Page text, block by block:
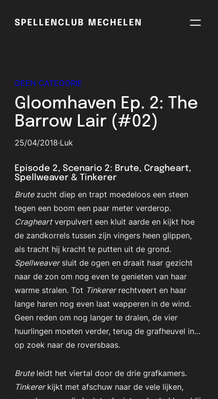
SPELLENCLUB MECHELEN
GEEN CATEGORIE
Gloomhaven Ep. 2: The
Barrow Lair (#02)
25/04/2018·Luk
Episode 2, Scenario 2: Brute, Cragheart,
Spellweaver & Tinkerer
Brutezucht diep en trapt moedeloos een steen
tegen een boom een paar meter verderop.
Cragheartverpulvert een kluit aarde en kijkt hoe
de zandkorrels tussen zijn vingers heen glippen,
als tracht hij kracht te putten uit de grond.
Spellweaversluit de ogen en draait haar gezicht
naar de zon om nog even te genieten van haar
warme stralen. Tot Tinkererrechtveert en haar
lange haren nog even laat wapperen in de wind.
Geen reden om nog langer te dralen, de vier
huurlingen moeten verder, terug de grafheuvel in…
op zoek naar de roversbaas.
Bruteleidt het viertal door de drie grafkamers.
Tinkererkijkt met afschuw naar de vele lijken,